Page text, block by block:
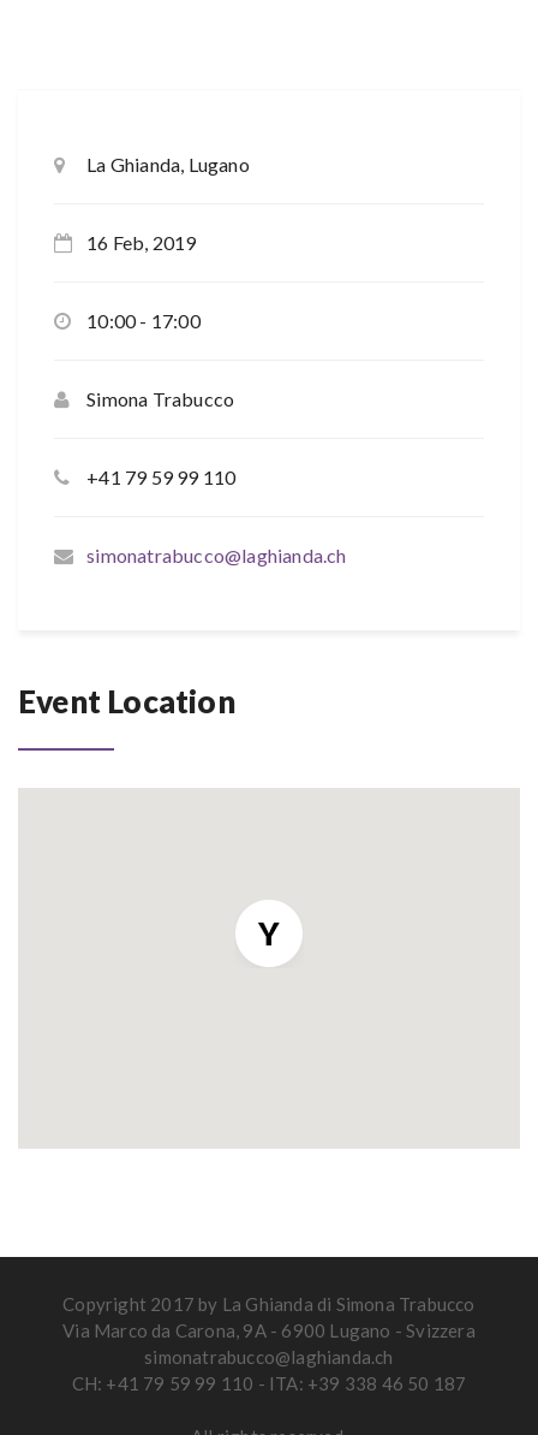
La Ghianda, Lugano
16 Feb, 2019
10:00 - 17:00
Simona Trabucco
+41 79 59 99 110
simonatrabucco@laghianda.ch
Event Location
Copyright 2017 by La Ghianda di Simona Trabucco
Via Marco da Carona, 9A - 6900 Lugano - Svizzera
simonatrabucco@laghianda.ch
CH: +41 79 59 99 110 - ITA: +39 338 46 50 187